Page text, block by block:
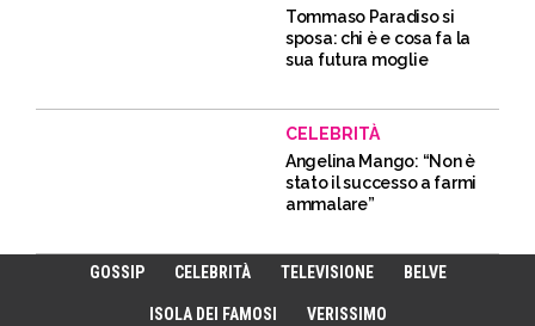
Tommaso Paradiso si
sposa: chi è e cosa fa la
sua futura moglie
CELEBRITÀ
Angelina Mango: “Non è
stato il successo a farmi
ammalare”
GOSSIP CELEBRITÀ TELEVISIONE BELVE
ISOLA DEI FAMOSI VERISSIMO